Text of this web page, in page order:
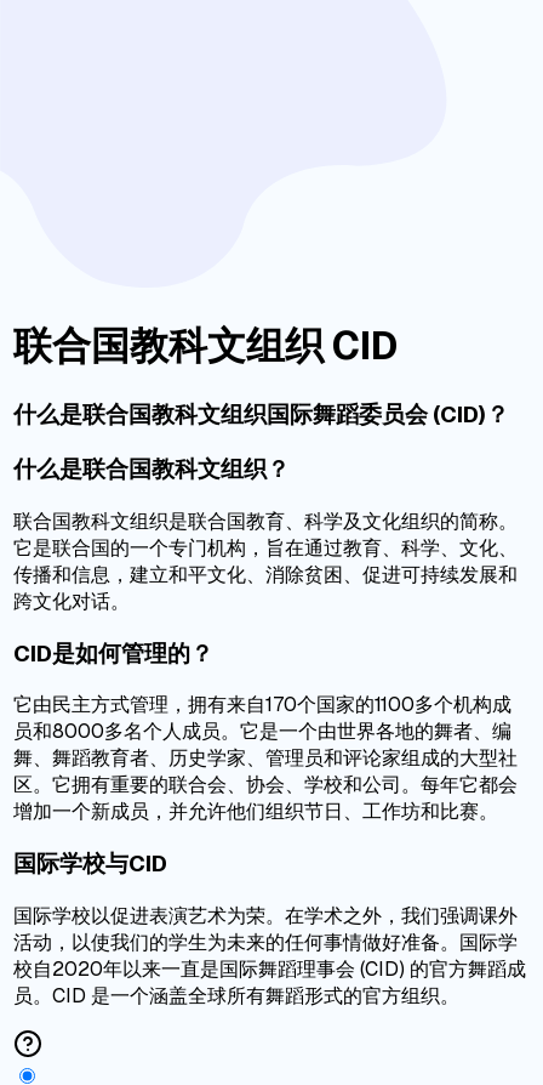
联合国教科文组织 CID
什么是联合国教科文组织国际舞蹈委员会 (CID)？
什么是联合国教科文组织？
联合国教科文组织是联合国教育、科学及文化组织的简称。
它是联合国的一个专门机构，旨在通过教育、科学、文化、
传播和信息，建立和平文化、消除贫困、促进可持续发展和
跨文化对话。
CID是如何管理的？
它由民主方式管理，拥有来自170个国家的1100多个机构成
员和8000多名个人成员。它是一个由世界各地的舞者、编
舞、舞蹈教育者、历史学家、管理员和评论家组成的大型社
区。它拥有重要的联合会、协会、学校和公司。每年它都会
增加一个新成员，并允许他们组织节日、工作坊和比赛。
国际学校与CID
国际学校以促进表演艺术为荣。在学术之外，我们强调课外
活动，以使我们的学生为未来的任何事情做好准备。国际学
校自2020年以来一直是国际舞蹈理事会 (CID) 的官方舞蹈成
员。CID 是一个涵盖全球所有舞蹈形式的官方组织。